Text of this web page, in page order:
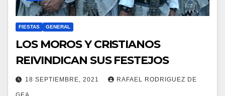
FIESTAS GENERAL
LOS MOROS Y CRISTIANOS
REIVINDICAN SUS FESTEJOS
18 SEPTIEMBRE, 2021 RAFAEL RODRIGUEZ DE